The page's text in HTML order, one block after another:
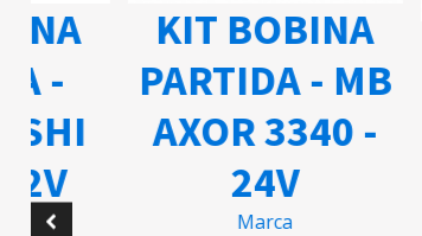
-
KIT BOBINA
PARTIDA - MB
AXOR 3340 -
24V
Marca